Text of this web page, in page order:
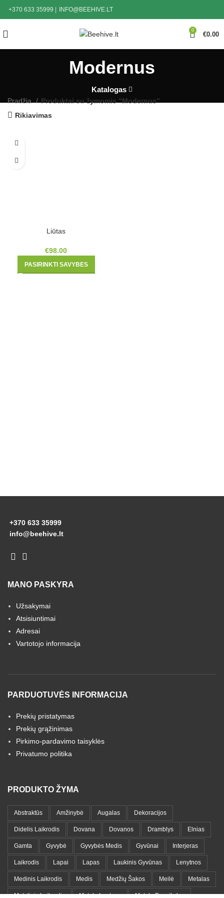
+370 633 35999 INFO@BEEHIVE.LT
0
€0.00
Modernus
Katalogas
Pradžia
Produktai su žymomis “Modernus”
Rikiavimas
Liūtas
€98.00
PASIRINKTI SAVYBES
+370 633 35999
info@beehive.lt
MANO PASKYRA
Užsakymai
Atsisiuntimai
Adresai
Vartotojo informacija
PARDUOTUVĖS INFORMACIJA
Prekių pristatymas
Prekių grąžinimas
Pirkimo-pardavimo taisyklės
Privatumo politika
PRODUKTO ŽYMA
Abstraktūs Amžinybė Augalas Dekoracijos
Didelis Laikrodis Dovana Dovanos Dramblys Elnias
Gamta Gyvybė Gyvybės Medis Gyvūnai Interjeras
Laikrodis Lapai Lapas Laukinis Gyvūnas Lenytnos
Medinis Laikrodis Medis Medžių Šakos Meilė Metalas
Metalinis Laikrodis Metalo Lentyna Metalo Paveikslas